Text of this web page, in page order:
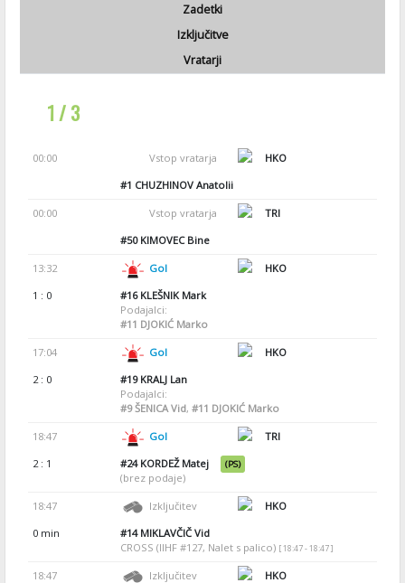
Zadetki
Izključitve
Vratarji
1 / 3
00:00 Vstop vratarja
HKO
#1 CHUZHINOV Anatolii
00:00 Vstop vratarja
TRI
#50KIMOVEC Bine
13:32 Gol
HKO
1 : 0
#16KLEŠNIK Mark
Podajalci:
#11 DJOKIĆ Marko
17:04 Gol
HKO
2 : 0
#19KRALJ Lan
Podajalci:
#9ŠENICA Vid, #11 DJOKIĆ Marko
18:47 Gol
TRI
2 : 1
#24KORDEŽ Matej (PS)
(brez podaje)
18:47 Izključitev
HKO
0 min
#14MIKLAVČIČ Vid
CROSS (IIHF #127, Nalet s palico) [ 18:47 - 18:47 ]
18:47 Izključitev
HKO